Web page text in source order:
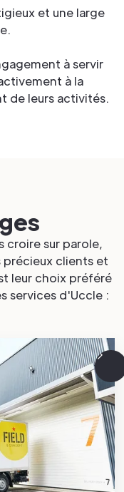
et une large
à servir
à la
de leurs activités.
croire sur parole,
précieux clients et
leur choix préféré
services d'Uccle :